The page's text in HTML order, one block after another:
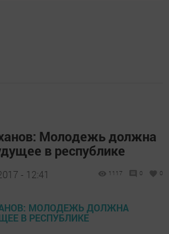
Молодежь должна
в республике
- 12:41 1117 0 0